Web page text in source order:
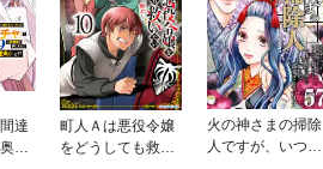
達
地
町人Ａは悪役令嬢
をどうしても救い
火の神さまの掃除
人ですが、いつの